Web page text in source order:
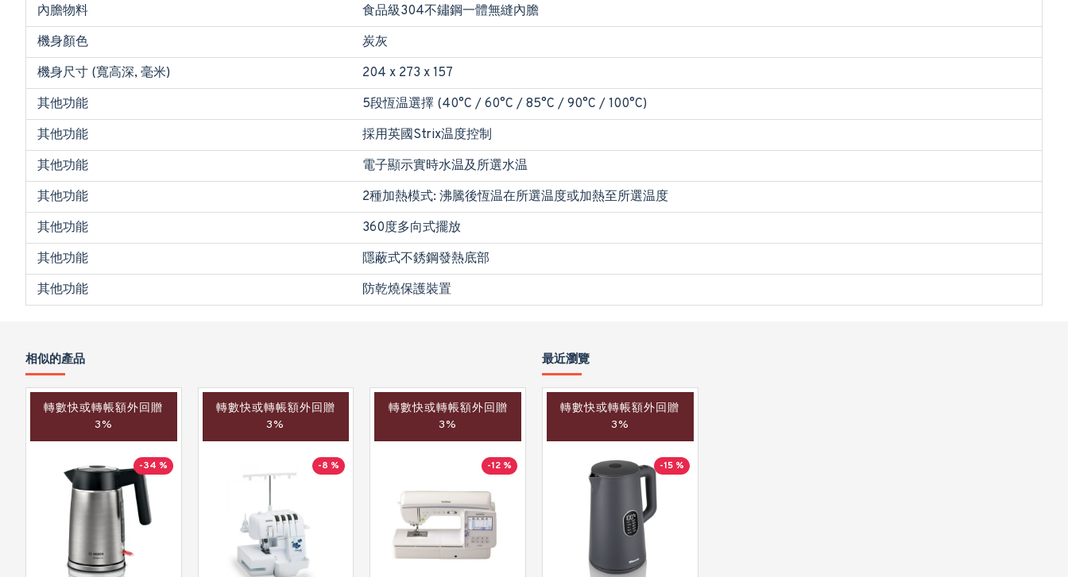
內膽物料
食品級304不鏽鋼一體無縫內膽
機身顏色
炭灰
機身尺寸 (寬高深, 毫米)
204 x 273 x 157
其他功能
5段恆温選擇 (40°C / 60°C / 85°C / 90°C / 100°C)
其他功能
採用英國Strix温度控制
其他功能
電子顯示實時水温及所選水温
其他功能
2種加熱模式: 沸騰後恆温在所選温度或加熱至所選温度
其他功能
360度多向式擺放
其他功能
隱蔽式不銹鋼發熱底部
其他功能
防乾燒保護裝置
相似的產品
轉數快或轉帳額外回贈
3%
-34 %
轉數快或轉帳額外回贈
3%
-8 %
轉數快或轉帳額外回贈
3%
-12 %
最近瀏覽
轉數快或轉帳額外回贈
3%
-15 %